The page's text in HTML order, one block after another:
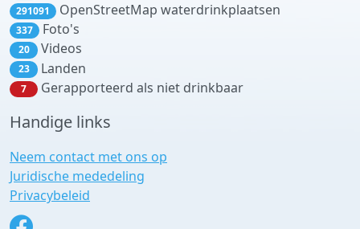
291091 OpenStreetMap waterdrinkplaatsen
337 Foto's
20 Videos
23 Landen
7 Gerapporteerd als niet drinkbaar
Handige links
Neem contact met ons op
Juridische mededeling
Privacybeleid